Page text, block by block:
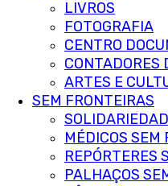
LIVROS
FOTOGRAFIA
CENTRO
CONTADORES
ARTES E
SEM FRONTEIRAS
MÉDICOS SEM
REPÓRTERES
PALHAÇOS